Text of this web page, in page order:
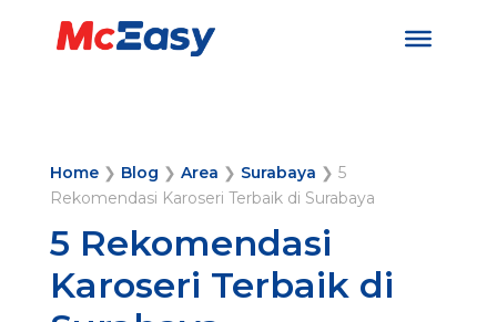
Home❯ Blog ❯ Area ❯ Surabaya ❯ 5
Rekomendasi Karoseri Terbaik di Surabaya
5 Rekomendasi
Karoseri Terbaik di